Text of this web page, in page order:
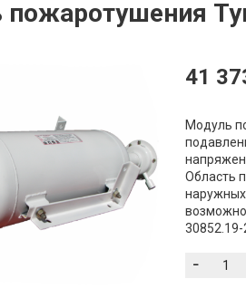
41
Модуль
Область
наружных
возможно